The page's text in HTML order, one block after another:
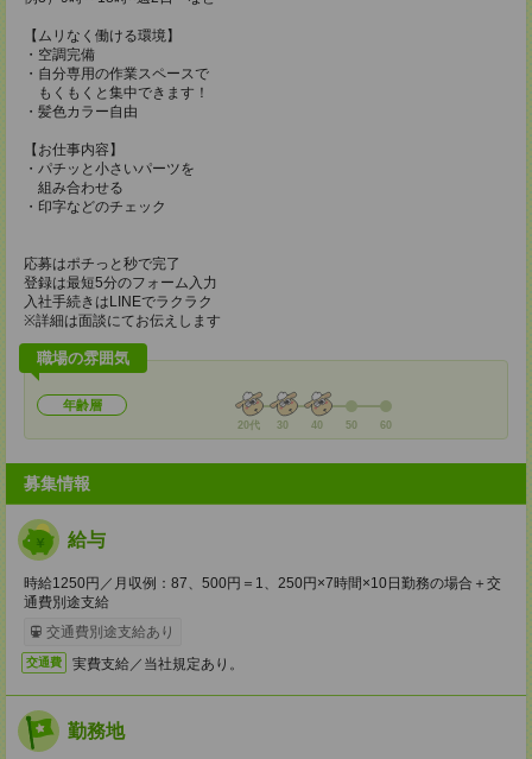
【ムリなく働ける環境】
・空調完備
・自分専用の作業スペースで
もくもくと集中できます！
・髪色カラー自由
【お仕事内容】
・パチッと小さいパーツを
組み合わせる
・印字などのチェック
応募はポチっと秒で完了
登録は最短5分のフォーム入力
入社手続きはLINEでラクラク
※詳細は面談にてお伝えします
職場の雰囲気
年齢層
20代 30 40 50 60
募集情報
給与
時給1250円／月収例：87、500円＝1、250円×7時間×10日勤務の場合＋交
通費別途支給
交通費別途支給あり
交通費 実費支給／当社規定あり。
勤務地